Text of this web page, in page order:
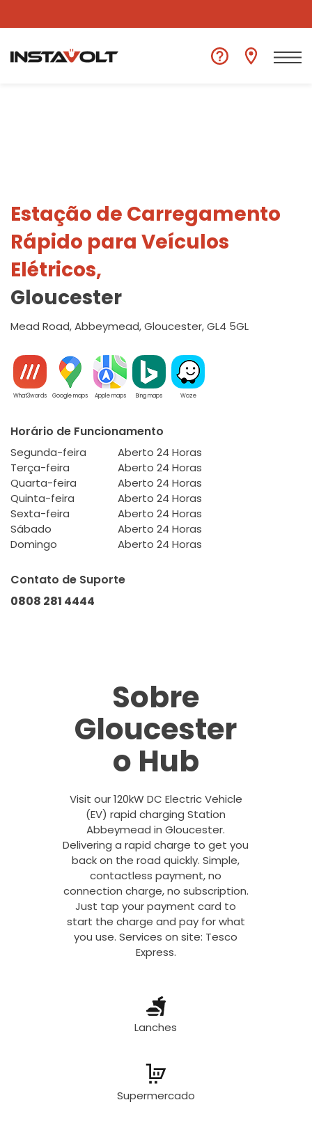
Ver outra localização
Estação de Carregamento
Rápido para Veículos
Elétricos,
Gloucester
Mead Road, Abbeymead, Gloucester, GL4 5GL
What3words Google maps Apple maps Bing maps Waze
Horário de Funcionamento
Segunda-feira
Aberto 24 Horas
Terça-feira
Aberto 24 Horas
Quarta-feira
Aberto 24 Horas
Quinta-feira
Aberto 24 Horas
Sexta-feira
Aberto 24 Horas
Sábado
Aberto 24 Horas
Domingo
Aberto 24 Horas
Contato de Suporte
0808 281 4444
Sobre
Gloucester
o Hub
Visit our 120kW DC Electric Vehicle
(EV) rapid charging Station
Abbeymead in Gloucester.
Delivering a rapid charge to get you
back on the road quickly. Simple,
contactless payment, no
connection charge, no subscription.
Just tap your payment card to
start the charge and pay for what
you use. Services on site: Tesco
Express.
Lanches
Supermercado